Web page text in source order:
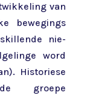
van
bewegings
nie-
word
Historiese
groepe